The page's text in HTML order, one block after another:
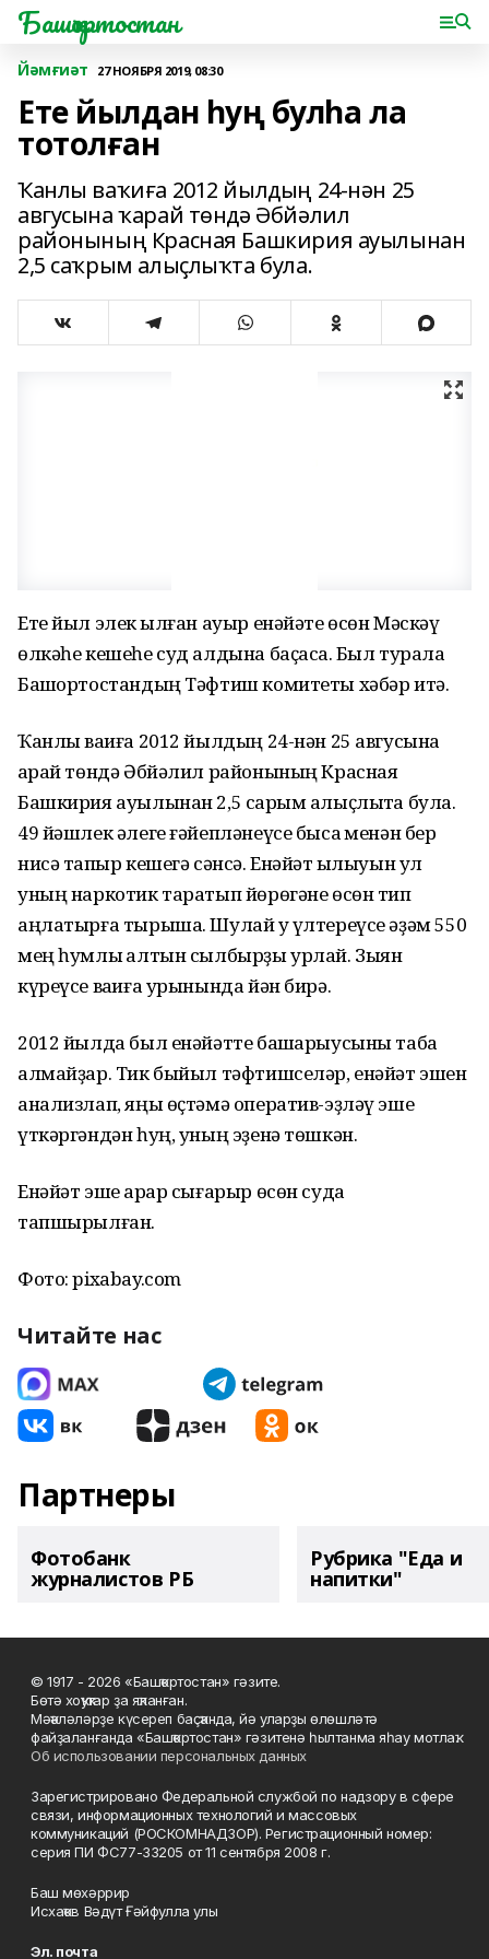
Башҡортостан
Йәмғиәт 27 НОЯБРЯ 2019, 08:30
Ете йылдан һуң булһа ла
тотолған
Ҡанлы ваҡиға 2012 йылдың 24-нән 25
авгусына ҡарай төндә Әбйәлил
районының Красная Башкирия ауылынан
2,5 саҡрым алыҫлыҡта була.
Ете йыл элек ҡылған ауыр енәйәте өсөн Мәскәү
өлкәһе кешеһе суд алдына баҫасаҡ. Был турала
Башҡортостандың Тәфтиш комитеты хәбәр итә.
Ҡанлы ваҡиға 2012 йылдың 24-нән 25 авгусына
ҡарай төндә Әбйәлил районының Красная
Башкирия ауылынан 2,5 саҡрым алыҫлыҡта була.
49 йәшлек әлеге ғәйепләнеүсе бысаҡ менән бер
нисә тапҡыр кешегә сәнсә. Енәйәт ҡылыуын ул
уның наркотик таратып йөрөгәне өсөн тип
аңлатырға тырыша. Шулай уҡ үлтереүсе әҙәм 550
мең һумлыҡ алтын сылбырҙы урлай. Зыян
күреүсе ваҡиға урынында йән бирә.
2012 йылда был енәйәтте башҡарыусыны таба
алмайҙар. Тик быйыл тәфтишселәр, енәйәт эшен
анализлап, яңы өҫтәмә оператив-эҙләү эше
үткәргәндән һуң, уның эҙенә төшкән.
Енәйәт эше ҡарар сығарыр өсөн судҡа
тапшырылған.
Фото: pixabay.com
Читайте нас
Партнеры
Фотобанк
журналистов РБ
Рубрика "Еда и
напитки"
© 1917 - 2026 «Башҡортостан» гәзите.
Бөтә хоҡуҡтар ҙа яҡланған.
Мәҡәләләрҙе күсереп баҫҡанда, йә уларҙы өлөшләтә
файҙаланғанда «Башҡортостан» гәзитенә һылтанма яһау мотлаҡ.
Об использовании персональных данных
Зарегистрировано Федеральной службой по надзору в сфере
связи, информационных технологий и массовых
коммуникаций (РОСКОМНАДЗОР). Регистрационный номер:
серия ПИ ФС77-33205 от 11 сентября 2008 г.
Баш мөхәррир
Исхаҡов Вәдүт Ғәйфулла улы
Эл. почта